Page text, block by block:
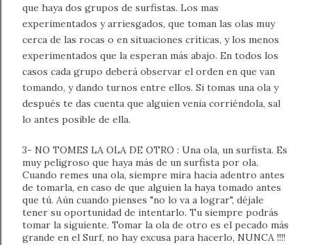
que haya dos grupos de surfistas. Los mas
experimentados y arriesgados, que toman las olas muy
cerca de las rocas o en situaciones críticas, y los menos
experimentados que la esperan más abajo. En todos los
casos cada grupo deberá observar el orden en que van
tomando, y dando turnos entre ellos. Si tomas una ola y
después te das cuenta que alguien venia corriéndola, sal
lo antes posible de ella.
3- NO TOMES LA OLA DE OTRO : Una ola, un surfista. Es
muy peligroso que haya más de un surfista por ola.
Cuando remes una ola, siempre mira hacia adentro antes
de tomarla, en caso de que alguien la haya tomado antes
que tú. Aún cuando pienses "no lo va a lograr", déjale
tener su oportunidad de intentarlo. Tu siempre podrás
tomar la siguiente. Tomar la ola de otro es el pecado más
grande en el Surf, no hay excusa para hacerlo, NUNCA !!!!